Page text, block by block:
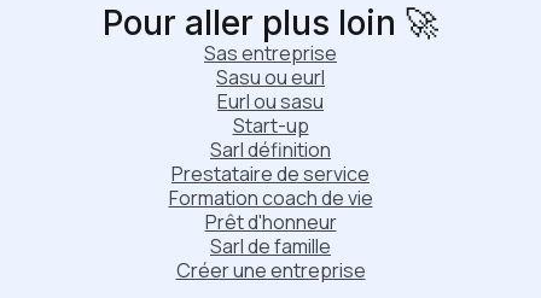
Pour aller plus loin 🚀
Sas entreprise
Sasu ou eurl
Eurl ou sasu
Start-up
Sarl définition
Prestataire de service
Formation coach de vie
Prêt d'honneur
Sarl de famille
Créer une entreprise